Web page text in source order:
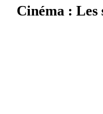
Cinéma : Les